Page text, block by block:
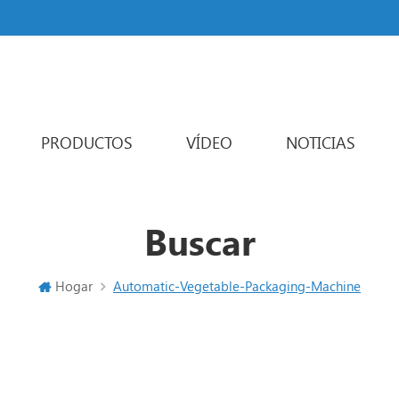
PRODUCTOS VÍDEO NOTICIAS
Buscar
Hogar Automatic-Vegetable-Packaging-Machine